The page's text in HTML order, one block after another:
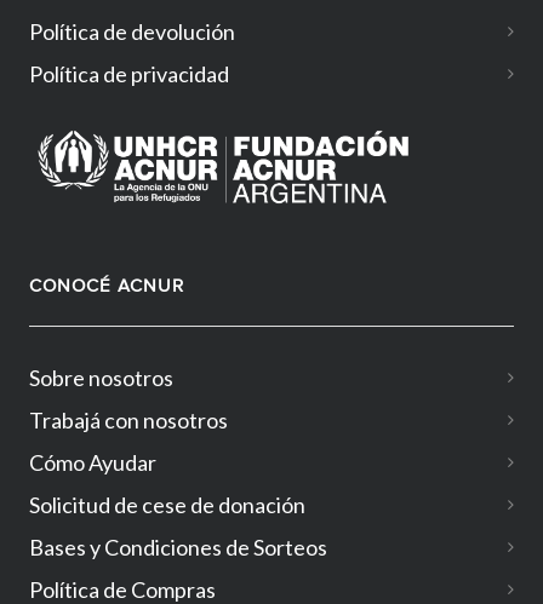
Política de devolución
Política de privacidad
CONOCÉ ACNUR
Sobre nosotros
Trabajá con nosotros
Cómo Ayudar
Solicitud de cese de donación
Bases y Condiciones de Sorteos
Política de Compras